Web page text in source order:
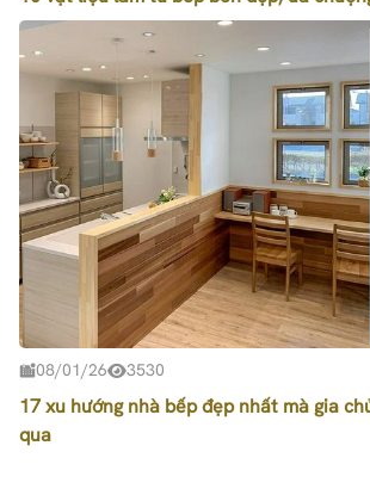
08/01/26 3530
17 xu hướng nhà bếp đẹp nhất mà gia
qua